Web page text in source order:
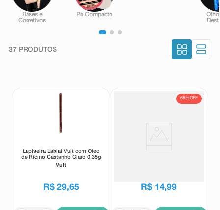
37 PRODUTOS
Lapiseira Labial Vult com Óleo
de Rícino Castanho Claro 0,35g
Vult
R$ 29,65
65%OFF
Batom Líquido Vult Matte Super
R$ 14,99